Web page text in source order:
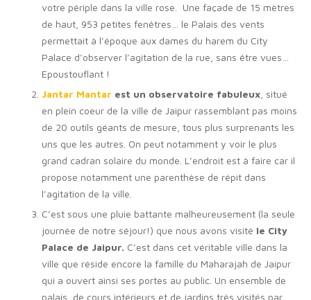
votre périple dans la ville rose. Une façade de 15 mètres
de haut, 953 petites fenêtres… le Palais des vents
permettait à l’époque aux dames du harem du City
Palace d’observer l’agitation de la rue, sans être vues…
Epoustouflant !
Jantar Mantar est un observatoire fabuleux , situé
en plein coeur de la ville de Jaipur rassemblant pas moins
de 20 outils géants de mesure, tous plus surprenants les
uns que les autres. On peut notamment y voir le plus
grand cadran solaire du monde. L’endroit est à faire car il
propose notamment une parenthèse de répit dans
l’agitation de la ville.
C’est sous une pluie battante malheureusement (la seule
journée de notre séjour!) que nous avons visité le City
Palace de Jaipur. C’est dans cet véritable ville dans la
ville que réside encore la famille du Maharajah de Jaipur
qui a ouvert ainsi ses portes au public. Un ensemble de
palais, de cours intérieurs et de jardins très visités par